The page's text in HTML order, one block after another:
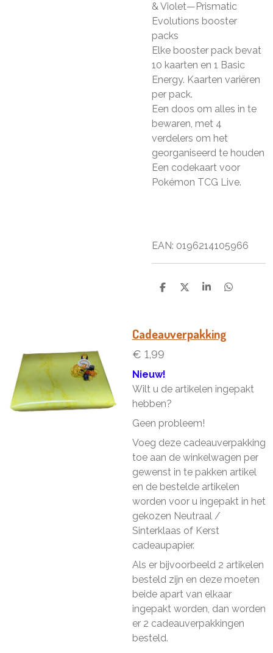
& Violet—Prismatic
Evolutions booster
packs
Elke booster pack bevat
10 kaarten en 1 Basic
Energy. Kaarten variëren
per pack.
Een doos om alles in te
bewaren, met 4
verdelers om het
georganiseerd te houden
Een codekaart voor
Pokémon TCG Live.
EAN: 0196214105966
D
D
S
e
D
Cadeauverpakking
€ 1,99
Nieuw!
Wilt u de artikelen ingepakt
hebben?
Geen probleem!
Voeg deze cadeauverpakking
toe aan de winkelwagen per
gewenst in te pakken artikel
en de bestelde artikelen
worden voor u ingepakt in het
gekozen Neutraal /
Sinterklaas of Kerst
cadeaupapier.
Als er bijvoorbeeld 2 artikelen
besteld zijn en deze moeten
beide apart van elkaar
ingepakt worden, dan worden
er 2 cadeauverpakkingen
besteld.